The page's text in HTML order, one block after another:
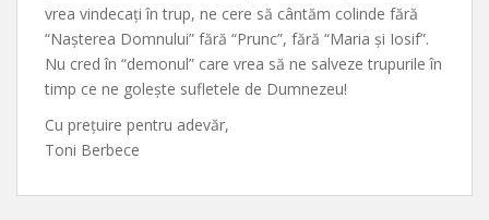
vrea vindecați în trup, ne cere să cântăm colinde fără
“Nașterea Domnului” fără “Prunc”, fără “Maria și Iosif”.
Nu cred în “demonul” care vrea să ne salveze trupurile în
timp ce ne golește sufletele de Dumnezeu!
Cu prețuire pentru adevăr,
Toni Berbece